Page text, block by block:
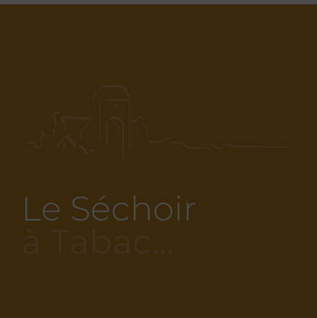
Le Séchoir